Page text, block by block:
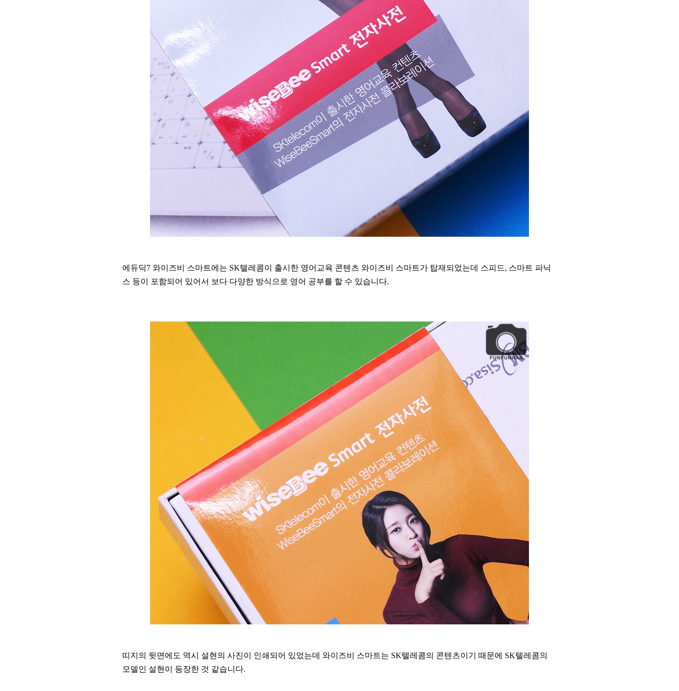
에듀딕7 와이즈비 스마트에는 SK텔레콤이 출시한 영어교육 콘텐츠 와이즈비 스마트가 탑재되었는데 스피드, 스마트 파닉
스 등이 포함되어 있어서 보다 다양한 방식으로 영어 공부를 할 수 있습니다.
띠지의 뒷면에도 역시 설현의 사진이 인쇄되어 있었는데 와이즈비 스마트는 SK텔레콤의 콘텐츠이기 때문에 SK텔레콤의
모델인 설현이 등장한 것 같습니다.